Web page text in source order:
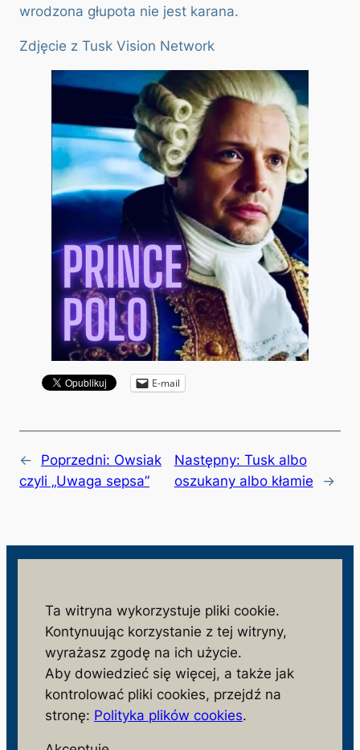
wrodzona głupota nie jest karana.
Zdjęcie z Tusk Vision Network
E-mail
← Poprzedni: Owsiak
czyli „Uwaga sepsa”
Następny: Tusk albo
oszukany albo kłamie
→
monitorujemy działania niezgodne z interesem
społeczeństwa i państwa polskiego
Ta witryna wykorzystuje pliki cookie.
Kontynuując korzystanie z tej witryny,
wyrażasz zgodę na ich użycie.
Aby dowiedzieć się więcej, a także jak
kontrolować pliki cookies, przejdź na
stronę: Polityka plików cookies.